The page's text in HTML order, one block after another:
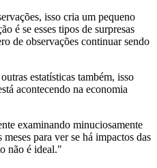
isso cria um pequeno
é se esses tipos de surpresas
de observações continuar sendo
estatísticas também, isso
acontecendo na economia
examinando minuciosamente
para ver se há impactos das
não é ideal."